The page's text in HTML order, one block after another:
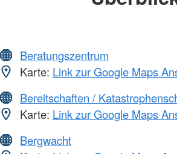
Beratungszentrum
Karte: Link zur Google Maps
Bereitschaften /
Karte: Link zur Google Maps
Bergwacht